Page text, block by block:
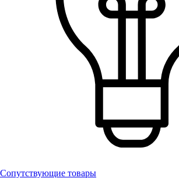
Сопутствующие товары